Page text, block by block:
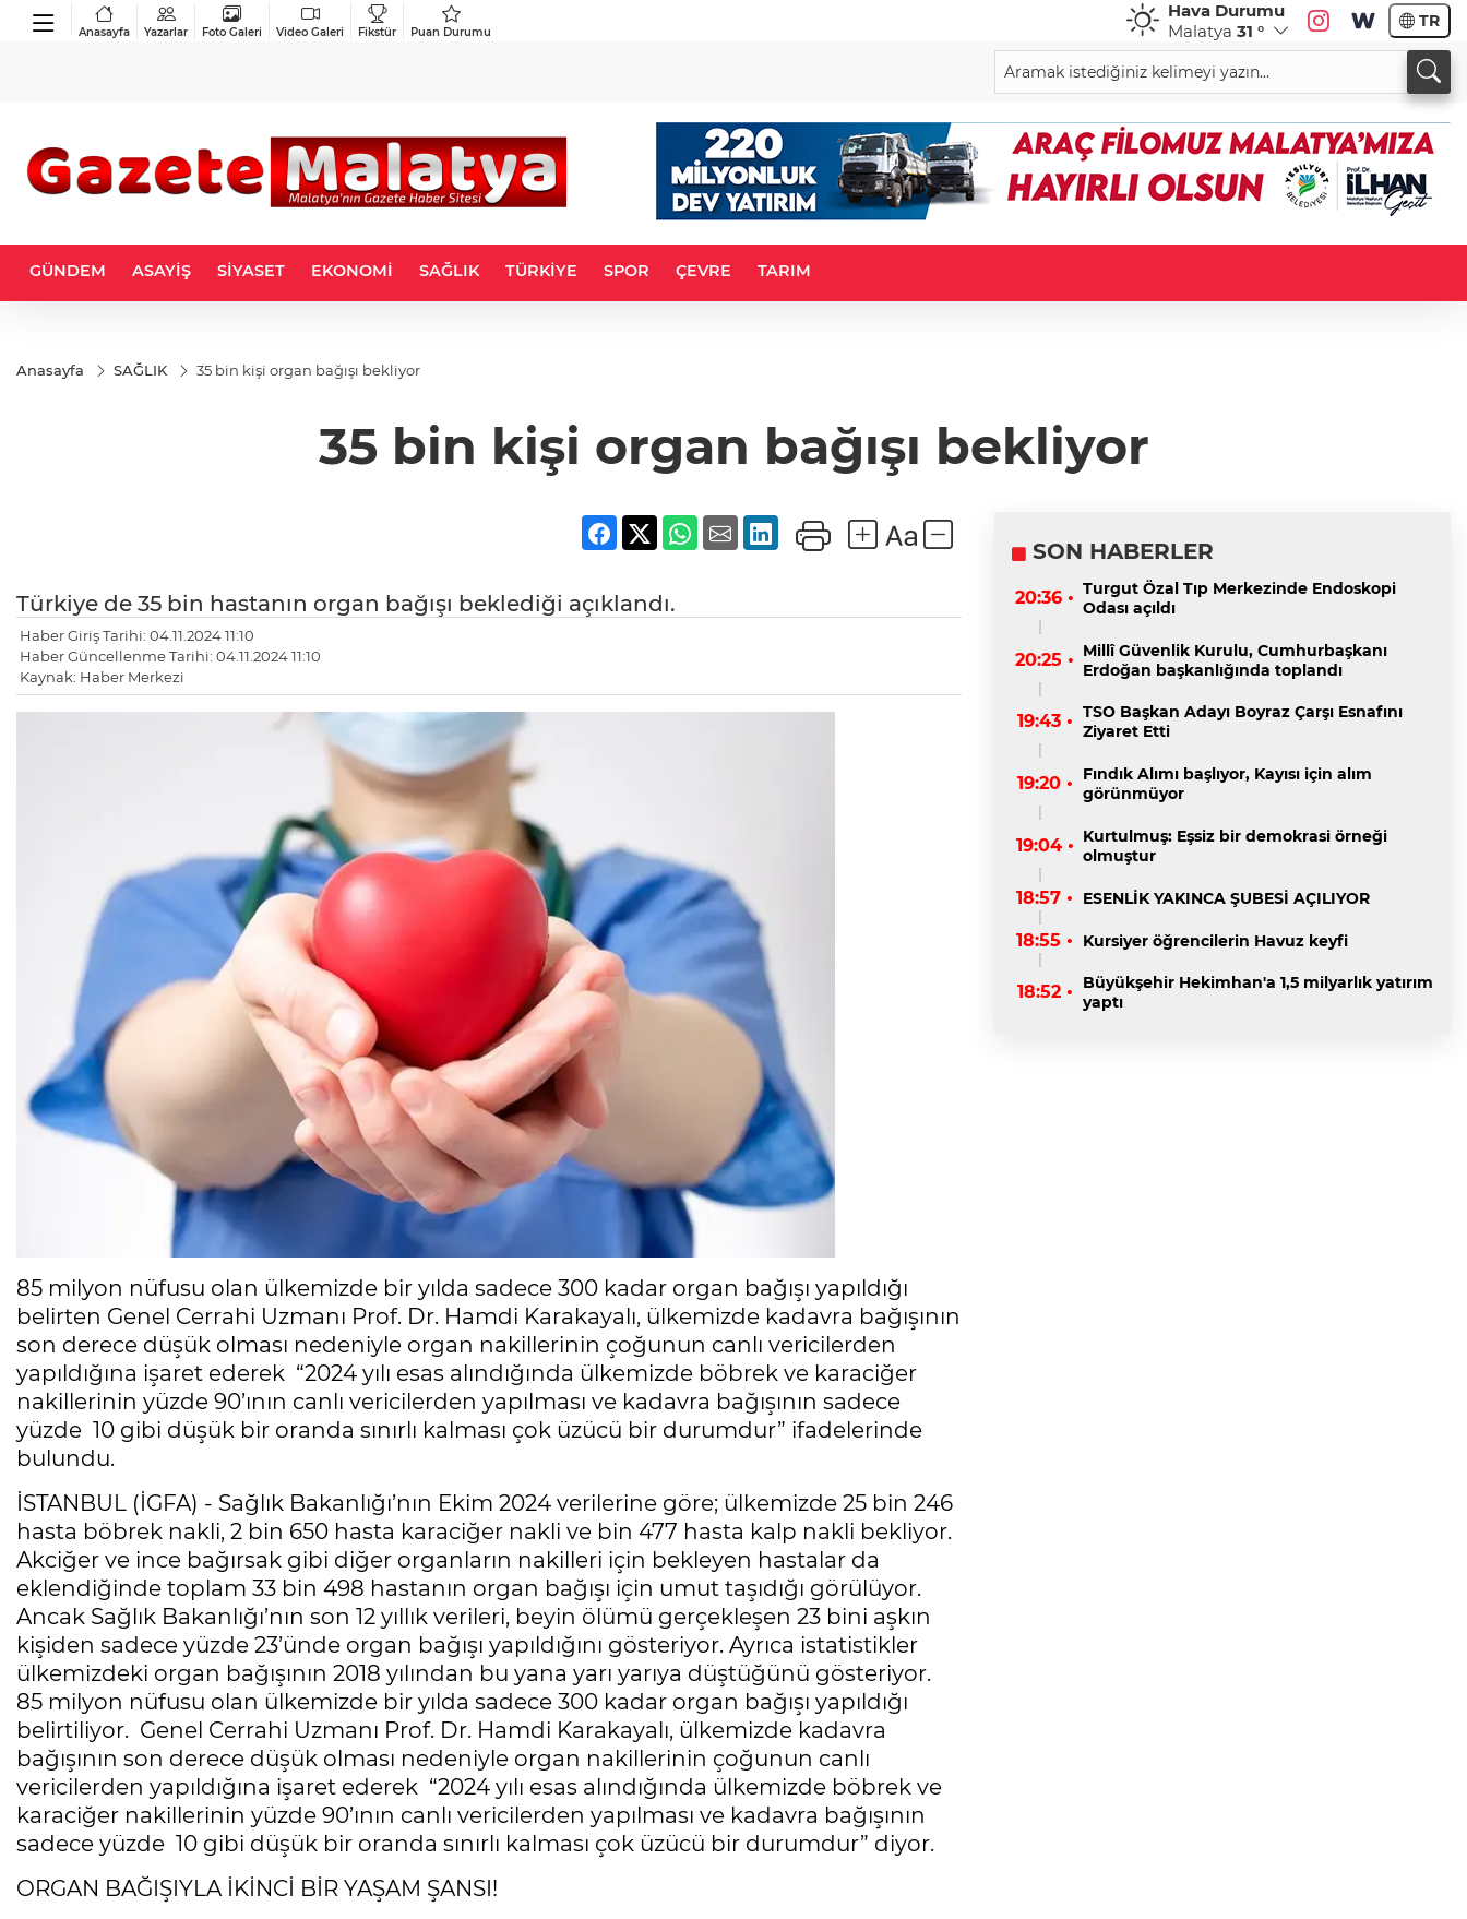
Anasayfa Yazarlar Foto Galeri Video Galeri Fikstür Puan Durumu
Hava Durumu
Malatya 31 ° TR
GÜNDEM ASAYİŞ SİYASET EKONOMİ SAĞLIK TÜRKİYE SPOR ÇEVRE TARIM
Anasayfa SAĞLIK 35 bin kişi organ bağışı bekliyor
35 bin kişi organ bağışı bekliyor
Türkiye de 35 bin hastanın organ bağışı beklediği açıklandı.
Haber Giriş Tarihi: 04.11.2024 11:10
Haber Güncellenme Tarihi: 04.11.2024 11:10
Kaynak: Haber Merkezi
85 milyon nüfusu olan ülkemizde bir yılda sadece 300 kadar organ bağışı yapıldığı
belirten Genel Cerrahi Uzmanı Prof. Dr. Hamdi Karakayalı, ülkemizde kadavra bağışının
son derece düşük olması nedeniyle organ nakillerinin çoğunun canlı vericilerden
yapıldığına işaret ederek “2024 yılı esas alındığında ülkemizde böbrek ve karaciğer
nakillerinin yüzde 90’ının canlı vericilerden yapılması ve kadavra bağışının sadece
yüzde 10 gibi düşük bir oranda sınırlı kalması çok üzücü bir durumdur” ifadelerinde
bulundu.
İSTANBUL (İGFA) - Sağlık Bakanlığı’nın Ekim 2024 verilerine göre; ülkemizde 25 bin 246
hasta böbrek nakli, 2 bin 650 hasta karaciğer nakli ve bin 477 hasta kalp nakli bekliyor.
Akciğer ve ince bağırsak gibi diğer organların nakilleri için bekleyen hastalar da
eklendiğinde toplam 33 bin 498 hastanın organ bağışı için umut taşıdığı görülüyor.
Ancak Sağlık Bakanlığı’nın son 12 yıllık verileri, beyin ölümü gerçekleşen 23 bini aşkın
kişiden sadece yüzde 23’ünde organ bağışı yapıldığını gösteriyor. Ayrıca istatistikler
ülkemizdeki organ bağışının 2018 yılından bu yana yarı yarıya düştüğünü gösteriyor.
85 milyon nüfusu olan ülkemizde bir yılda sadece 300 kadar organ bağışı yapıldığı
belirtiliyor. Genel Cerrahi Uzmanı Prof. Dr. Hamdi Karakayalı, ülkemizde kadavra
bağışının son derece düşük olması nedeniyle organ nakillerinin çoğunun canlı
vericilerden yapıldığına işaret ederek “2024 yılı esas alındığında ülkemizde böbrek ve
karaciğer nakillerinin yüzde 90’ının canlı vericilerden yapılması ve kadavra bağışının
sadece yüzde 10 gibi düşük bir oranda sınırlı kalması çok üzücü bir durumdur” diyor.
ORGAN BAĞIŞIYLA İKİNCİ BİR YAŞAM ŞANSI!
SON HABERLER
20:36 • Turgut Özal Tıp Merkezinde Endoskopi
Odası açıldı
20:25 • Millî Güvenlik Kurulu, Cumhurbaşkanı
Erdoğan başkanlığında toplandı
19:43 • TSO Başkan Adayı Boyraz Çarşı Esnafını
Ziyaret Etti
19:20 •
Fındık Alımı başlıyor, Kayısı için alım
görünmüyor
19:04 • Kurtulmuş: Eşsiz bir demokrasi örneği
olmuştur
18:57 • ESENLİK YAKINCA ŞUBESİ AÇILIYOR
18:55 • Kursiyer öğrencilerin Havuz keyfi
18:52 •
Büyükşehir Hekimhan'a 1,5 milyarlık yatırım
yaptı